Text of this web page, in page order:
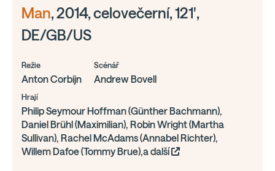
Man, 2014, celovečerní, 121',
DE/GB/US
Režie
Anton Corbijn
Scénář
Andrew Bovell
Hrají
Philip Seymour Hoffman (Günther Bachmann),
Daniel Brühl (Maximilian), Robin Wright (Martha
Sullivan), Rachel McAdams (Annabel Richter),
Willem Dafoe (Tommy Brue),a další